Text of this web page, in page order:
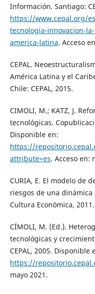
Información. Santiago:
https://www.cepal.org/
tecnologia-innovacion-
america-latina. Acceso
CEPAL.
América Latina y el
Chile: CEPAL, 2015.
CIMOLI, M.; KATZ, J.
tecnológicas.
Disponible en:
https://
attribute=es. Acceso en:
CURIA, E. El modelo de
riesgos de una
Cultura Económica, 2011.
CÍMOLI, M. (Ed.).
tecnológicas y
CEPAL, 2005. Disponible
https://
mayo 2021.